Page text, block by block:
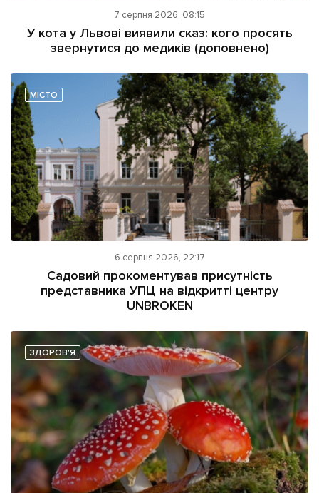
7 серпня 2026, 08:15
У кота у Львові виявили сказ: кого просять
звернутися до медиків (доповнено)
МІСТО
6 серпня 2026, 22:17
Садовий прокоментував присутність
представника УПЦ на відкритті центру
UNBROKEN
ЗДОРОВ'Я